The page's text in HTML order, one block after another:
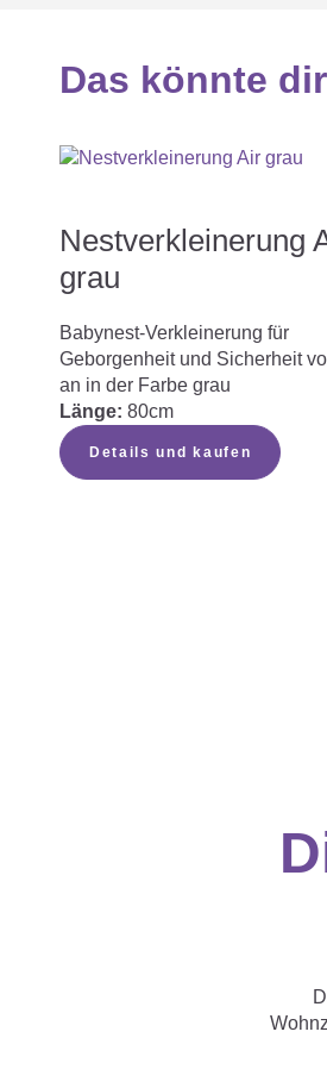
Das könnte
Nestverkleinerung
grau
Babynest-Verkleinerung für
Geborgenheit und Sicherheit
an in der Farbe grau
Länge: 80cm
Details und kaufen